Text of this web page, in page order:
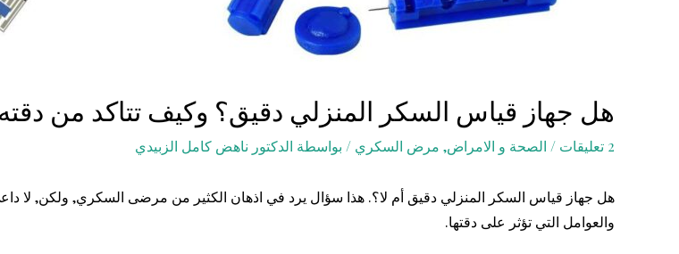
هل جهاز قياس السكر المنزلي دقيق؟ وكيف تتاكد من
2 تعليقات / الصحة و الامراض, مرض السكري / بواسطة الدكتور ناهض كامل الزبيدي
هل جهاز قياس السكر المنزلي دقيق أم لا؟. هذا سؤال يرد في اذهان الكثير من مرضى السكري, ولكن, لا
والعوامل التي تؤثر على دقتها.